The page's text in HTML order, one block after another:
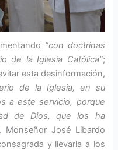
“con doctrinas
de la Iglesia Católica”;
esta desinformación,
de la Iglesia, en su
a este servicio, porque
de Dios, que los ha
Monseñor José Libardo
y llevarla a los